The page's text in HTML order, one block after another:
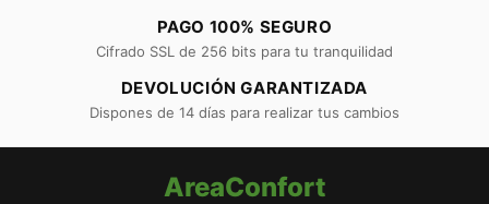
PAGO 100% SEGURO
Cifrado SSL de 256 bits para tu tranquilidad
DEVOLUCIÓN GARANTIZADA
Dispones de 14 días para realizar tus cambios
AreaConfort